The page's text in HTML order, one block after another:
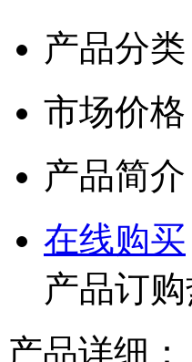
产品分
市场价格
产品简介
在线购买
产品订购
产品详细：